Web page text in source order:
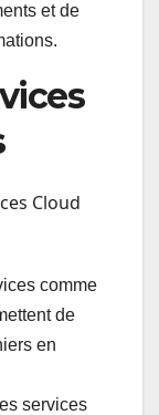
et de
Cloud
comme
de
en
services